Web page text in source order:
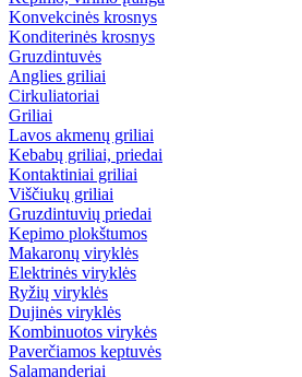
Konvekcinės krosnys
Konditerinės krosnys
Gruzdintuvės
Anglies griliai
Cirkuliatoriai
Griliai
Lavos akmenų griliai
Kebabų griliai, priedai
Kontaktiniai griliai
Viščiukų griliai
Gruzdintuvių priedai
Kepimo plokštumos
Makaronų viryklės
Elektrinės viryklės
Ryžių viryklės
Dujinės viryklės
Kombinuotos virykės
Paverčiamos keptuvės
Salamanderiai